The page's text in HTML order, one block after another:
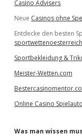
Casino Advisers
Neue Casinos ohne
Entdecke den besten
Sportbekleidung &
Meister-Wetten.com
Online Casino
Was man wissen